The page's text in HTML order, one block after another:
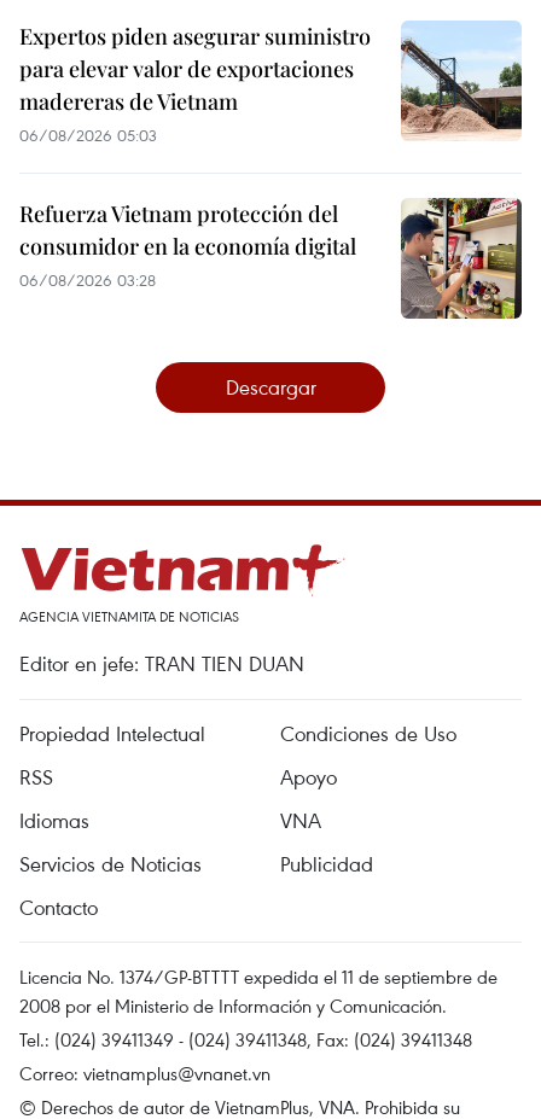
Expertos piden asegurar suministro
para elevar valor de exportaciones
madereras de Vietnam
06/08/2026 05:03
Refuerza Vietnam protección del
consumidor en la economía digital
06/08/2026 03:28
Descargar
AGENCIA VIETNAMITA DE NOTICIAS
Editor en jefe: TRAN TIEN DUAN
Propiedad Intelectual
Condiciones de Uso
RSS
Apoyo
Idiomas
VNA
Servicios de Noticias
Publicidad
Contacto
Licencia No. 1374/GP-BTTTT expedida el 11 de septiembre de
2008 por el Ministerio de Información y Comunicación.
Tel.: (024) 39411349 - (024) 39411348, Fax: (024) 39411348
Correo: vietnamplus@vnanet.vn
© Derechos de autor de VietnamPlus, VNA. Prohibida su